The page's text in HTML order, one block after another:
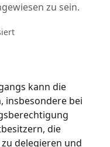
zu sein.
kann die
insbesondere bei
die
delegieren und